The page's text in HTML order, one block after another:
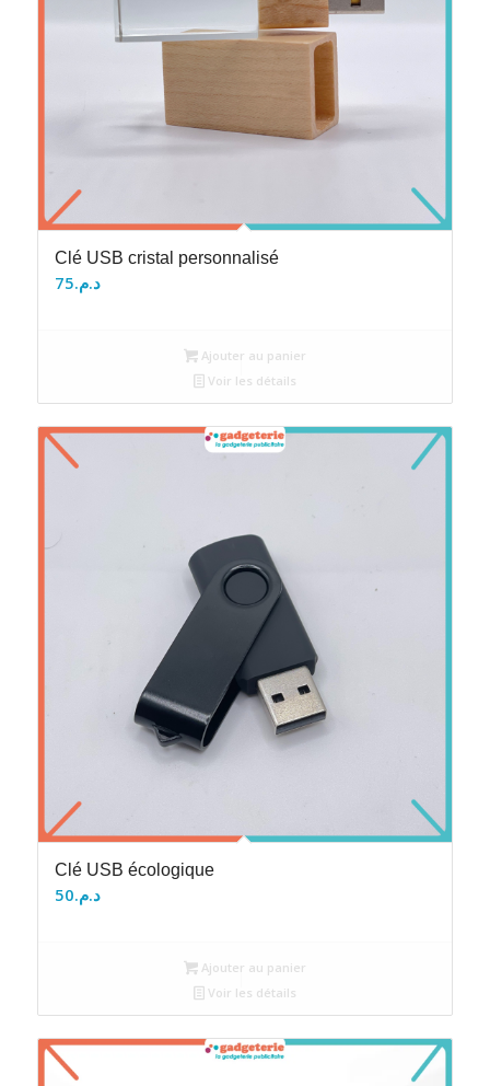
Clé USB cristal personnalisé
د.م.75
Ajouter au panier
Voir les détails
Clé USB écologique
د.م.50
Ajouter au panier
Voir les détails